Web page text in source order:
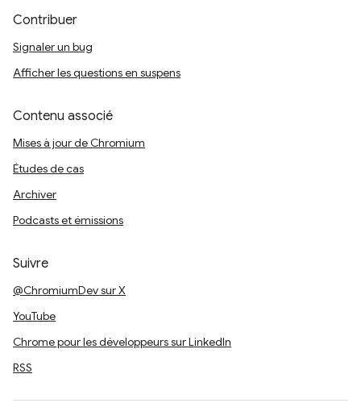
Contribuer
Signaler un bug
Afficher les questions en suspens
Contenu associé
Mises à jour de Chromium
Études de cas
Archiver
Podcasts et émissions
Suivre
@ChromiumDev sur X
YouTube
Chrome pour les développeurs sur LinkedIn
RSS